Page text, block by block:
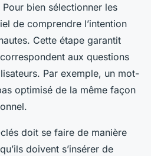
bien sélectionner les
de comprendre l’intention
Cette étape garantit
aux questions
Par exemple, un mot-
optimisé de la même façon
doit se faire de manière
doivent s’insérer de